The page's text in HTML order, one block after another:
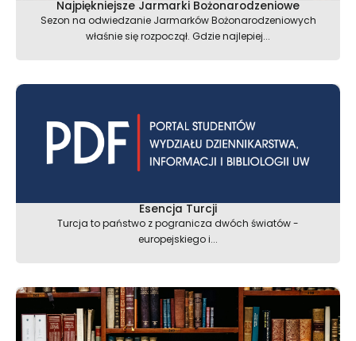
Najpiękniejsze Jarmarki Bożonarodzeniowe
Sezon na odwiedzanie Jarmarków Bożonarodzeniowych
właśnie się rozpoczął. Gdzie najlepiej...
Esencja Turcji
Turcja to państwo z pogranicza dwóch światów -
europejskiego i...